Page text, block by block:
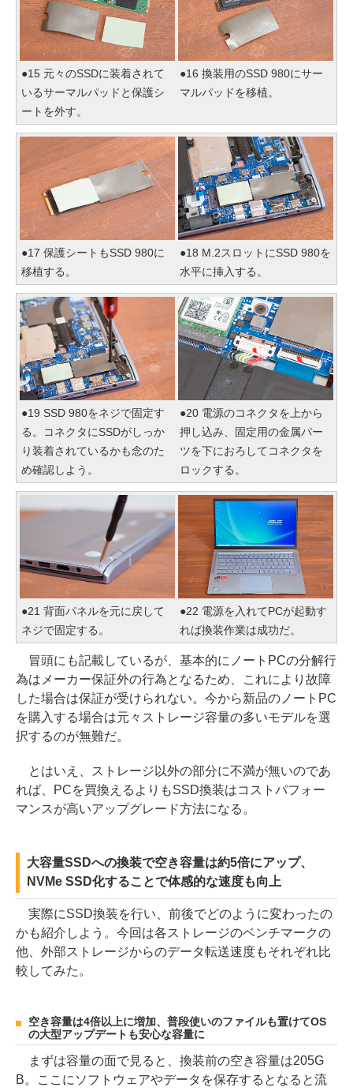
●15 元々のSSDに装着されて
いるサーマルパッドと保護シ
ートを外す。
●16 換装用のSSD 980にサー
マルパッドを移植。
●17 保護シートもSSD 980に
移植する。
●18 M.2スロットにSSD 980を
水平に挿入する。
●19 SSD 980をネジで固定す
る。コネクタにSSDがしっか
り装着されているかも念のた
め確認しよう。
●20 電源のコネクタを上から
押し込み、固定用の金属パー
ツを下におろしてコネクタを
ロックする。
●21 背面パネルを元に戻して
ネジで固定する。
●22 電源を入れてPCが起動す
れば換装作業は成功だ。
冒頭にも記載しているが、基本的にノートPCの分解行
為はメーカー保証外の行為となるため、これにより故障
した場合は保証が受けられない。今から新品のノートPC
を購入する場合は元々ストレージ容量の多いモデルを選
択するのが無難だ。
とはいえ、ストレージ以外の部分に不満が無いのであ
れば、PCを買換えるよりもSSD換装はコストパフォー
マンスが高いアップグレード方法になる。
大容量SSDへの換装で空き容量は約5倍にアップ、
NVMe SSD化することで体感的な速度も向上
実際にSSD換装を行い、前後でどのように変わったの
かも紹介しよう。今回は各ストレージのベンチマークの
他、外部ストレージからのデータ転送速度もそれぞれ比
較してみた。
空き容量は4倍以上に増加、普段使いのファイルも置けてOS
の大型アップデートも安心な容量に
まずは容量の面で見ると、換装前の空き容量は205G
B。ここにソフトウェアやデータを保存するとなると流